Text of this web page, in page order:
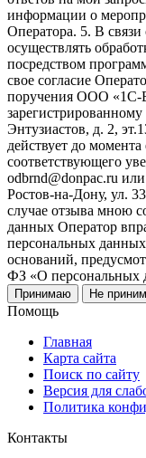
информации о
Оператора. 5. В
осуществлять
посредством
свое согласие
поручения ООО «1С-
Энтузиастов, д. 2,
действует до
соответствующего
odbrnd@donpac.ru
Ростов-на-Дону, ул.
случае отзыва мною
данных Оператор
персональных
оснований,
ФЗ «О персональных
Принимаю Не
Помощь
Главная
Карта сайта
Поиск по сайту
Версия для
Политика
Контакты